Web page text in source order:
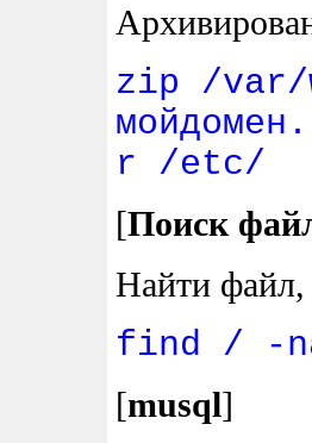
zip /var/
r /etc/
[Поиск
Найти файл,
find / -
[musql]